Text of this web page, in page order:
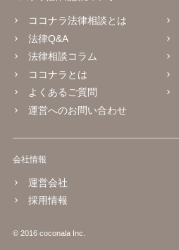
ココナラ法律相談とは
法律Q&A
法律相談コラム
ココナラとは
よくあるご質問
運営へのお問い合わせ
会社情報
運営会社
採用情報
© 2016 coconala Inc.